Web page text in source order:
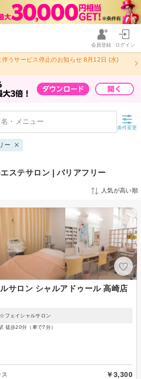
会員登録 ログイン
うサービス停止のお知らせ 8月12日 (水)
条件変更
ー
ステサロン | バリアフリー
人気が高い順
サロン シャルアドゥール 高崎店
フェイシャルサロン
徒歩20分（車で7分）
￥3,300